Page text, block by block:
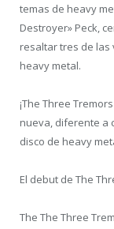
temas de heavy
Destroyer» Peck,
resaltar tres de las
heavy metal.
¡The Three
nueva, diferente a
disco de heavy
El debut de The
The The Three